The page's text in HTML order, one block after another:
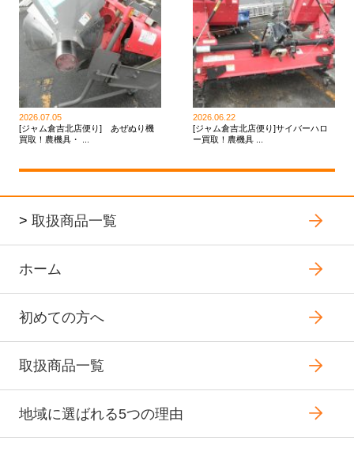
2026.07.05
[ジャム倉吉北店便り] あぜぬり機
買取！農機具・ ...
2026.06.22
[ジャム倉吉北店便り]サイバーハロ
ー買取！農機具 ...
> 取扱商品一覧
ホーム
初めての方へ
取扱商品一覧
地域に選ばれる5つの理由